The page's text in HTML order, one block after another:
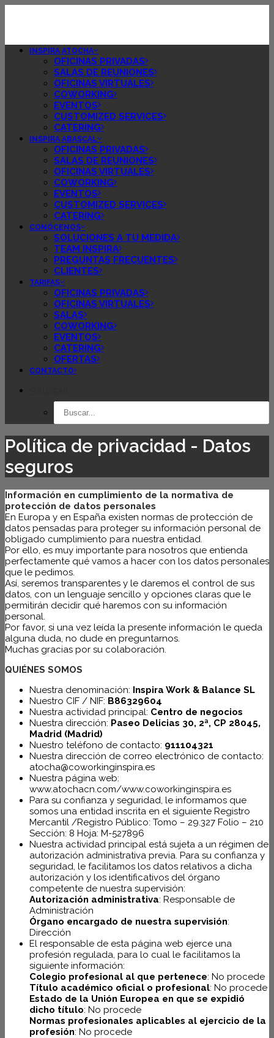
INSPIRA ATOCHA
OFICINAS PRIVADAS
SALAS DE REUNIONES
OFICINAS VIRTUALES
COWORKING
EVENTOS
CUSTOMIZED SERVICES
CATERING
INSPIRA ABASCAL
OFICINAS PRIVADAS
SALAS DE REUNIONES
OFICINAS VIRTUALES
COWORKING
EVENTOS
CUSTOMIZED SERVICES
CATERING
CONÓCENOS
SOLUCIONES A TU MEDIDA
TEAM INSPIRA
PREGUNTAS FRECUENTES
CLIENTES
TARIFAS
OFICINAS PRIVADAS
OFICINAS VIRTUALES
SALAS
COWORKING
EVENTOS
CATERING
OFERTAS
CONTACTO
Política de privacidad - Datos
seguros
Información en cumplimiento de la normativa de
protección de datos personales
En Europa y en España existen normas de protección de
datos pensadas para proteger su información personal de
obligado cumplimiento para nuestra entidad.
Por ello, es muy importante para nosotros que entienda
perfectamente qué vamos a hacer con los datos personales
que le pedimos.
Así, seremos transparentes y le daremos el control de sus
datos, con un lenguaje sencillo y opciones claras que le
permitirán decidir qué haremos con su información
personal.
Por favor, si una vez leída la presente información le queda
alguna duda, no dude en preguntarnos.
Muchas gracias por su colaboración.
QUIÉNES SOMOS
Nuestra denominación: Inspira Work & Balance SL
Nuestro CIF / NIF: B86329604
Nuestra actividad principal: Centro de negocios
Nuestra dirección: Paseo Delicias 30, 2ª, CP 28045,
Madrid (Madrid)
Nuestro teléfono de contacto: 911104321
Nuestra dirección de correo electrónico de contacto:
atocha@coworkinginspira.es
Nuestra página web:
www.atochacn.com/www.coworkinginspira.es
Para su confianza y seguridad, le informamos que
somos una entidad inscrita en el siguiente Registro
Mercantil /Registro Público: Tomo – 29.327 Folio – 210
Sección: 8 Hoja: M-527896
Nuestra actividad principal está sujeta a un régimen de
autorización administrativa previa. Para su confianza y
seguridad, le facilitamos los datos relativos a dicha
autorización y los identificativos del órgano
competente de nuestra supervisión:
Autorización administrativa: Responsable de
Administración
Órgano encargado de nuestra supervisión:
Dirección
El responsable de esta página web ejerce una
profesión regulada, para lo cual le facilitamos la
siguiente información:
Colegio profesional al que pertenece: No procede
Título académico oficial o profesional: No procede
Estado de la Unión Europea en que se expidió
dicho título: No procede
Normas profesionales aplicables al ejercicio de la
profesión: No procede